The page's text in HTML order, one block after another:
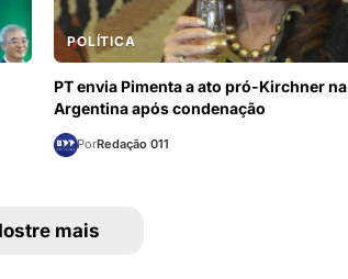
POLÍTICA
PT envia Pimenta a ato pró-Kirchner na
Argentina após condenação
PorRedação 011
mais